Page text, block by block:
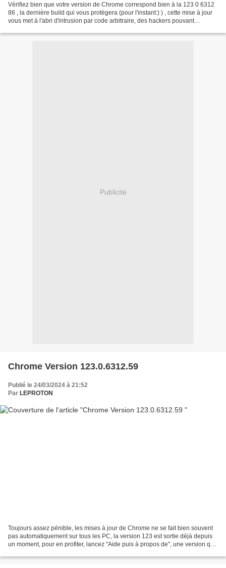
Vérifiez bien que votre version de Chrome correspond bien à la 123 0 6312
86 , la dernière build qui vous protègera (pour l'instant:) ) , cette mise à jour
vous met à l'abri d'intrusion par code arbitraire, des hackers pouvant
Publicité
Chrome Version 123.0.6312.59
Publié le 24/03/2024 à 21:52
Par LEPROTON
Toujours assez pénible, les mises à jour de Chrome ne se fait bien souvent
pas automatiquement sur tous les PC, la version 123 est sortie déjà depuis
un moment, pour en profiter, lancez "Aide puis à propos de", une version qui